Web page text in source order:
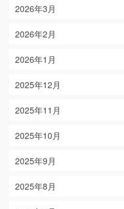
2026年3月
2026年2月
2026年1月
2025年12月
2025年11月
2025年10月
2025年9月
2025年8月